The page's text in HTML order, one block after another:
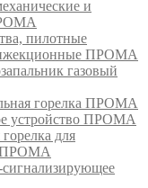
и
пилотные
ПРОМА
газовый
горелка ПРОМА
устройство ПРОМА
для
ПРОМА